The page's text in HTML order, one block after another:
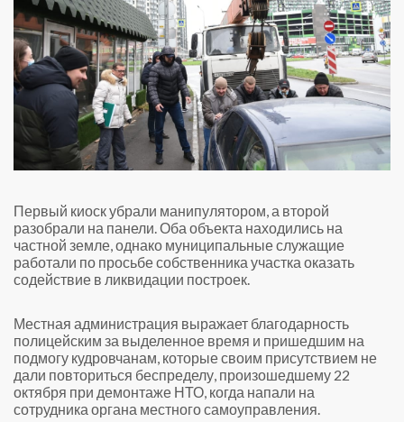
Первый киоск убрали манипулятором, а второй
разобрали на панели. Оба объекта находились на
частной земле, однако муниципальные служащие
работали по просьбе собственника участка оказать
содействие в ликвидации построек.
Местная администрация выражает благодарность
полицейским за выделенное время и пришедшим на
подмогу кудровчанам, которые своим присутствием не
дали повториться беспределу, произошедшему 22
октября при демонтаже НТО, когда напали на
сотрудника органа местного самоуправления.